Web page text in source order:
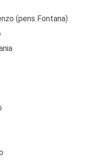
(pens Fontana)